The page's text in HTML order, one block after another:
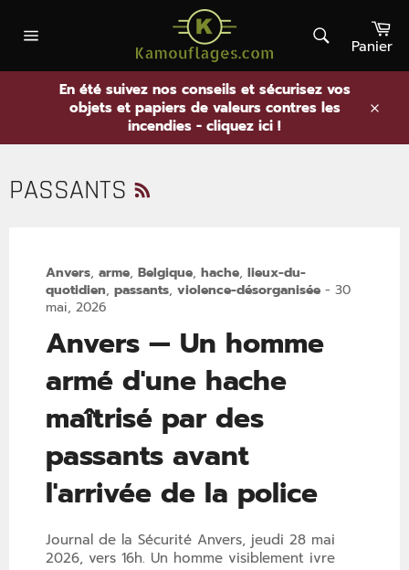
contenu
Rechercher
Panier
En été suivez nos conseils et sécurisez vos
objets et papiers de valeurs contres les
incendies - cliquez ici !
PASSANTS
Anvers, arme, Belgique, hache, lieux-du-
quotidien, passants, violence-désorganisée - 30
mai, 2026
Anvers — Un homme
armé d'une hache
maîtrisé par des
passants avant
l'arrivée de la police
Journal de la Sécurité Anvers, jeudi 28 mai
2026, vers 16h. Un homme visiblement ivre